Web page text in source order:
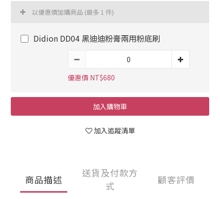
以優惠價加購商品 (最多 1 件)
Didion DD04 黑迪迪粉膏兩用粉底刷
優惠價 NT$680
加入購物車
加入追蹤清單
商品描述
送貨及付款方
式
顧客評價